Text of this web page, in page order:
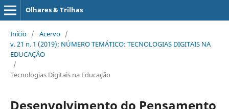
Olhares & Trilhas
Início / Acervo /
v. 21 n. 1 (2019): NÚMERO TEMÁTICO: TECNOLOGIAS DIGITAIS NA
EDUCAÇÃO
/
Tecnologias Digitais na Educação
Desenvolvimento do Pensamento